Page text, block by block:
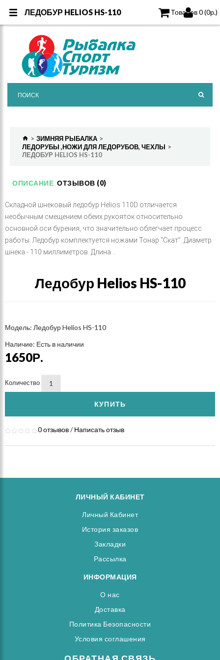
Товаров 0 (0р.)
ЗИМНЯЯ РЫБАЛКА
ЛЕДОРУБЫ ,НОЖИ ДЛЯ ЛЕДОРУБОВ, ЧЕХЛЫ
ЛЕДОБУР HELIOS HS-110
ОПИСАНИЕ ОТЗЫВОВ (0)
Складной шнековый ледобур Helios 110D отличается
необычным смещением обеих рукояток относительно
основной оси бурения, что значительно облегчает процесс
работы. Ледобур комплектуется ножами Тонар “Скат”. Диаметр
шнека - 110 миллиметров. Длина...
Ледобур Helios HS-110
Модель: Ледобур Helios HS-110
Наличие: Есть в наличии
1650Р.
Количество
КУПИТЬ
0 отзывов/Написать отзыв
ЛИЧНЫЙ КАБИНЕТ
Личный Кабинет
История заказов
Закладки
Рассылка
ИНФОРМАЦИЯ
О нас
Доставка
Политика Безопасности
Условия соглашения
ЛЕДОБУР HELIOS HS-110
ЛЕДОБУР HELIOS HS-110